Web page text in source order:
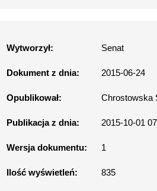
Wytworzył: Senat
Dokument z dnia: 2015-06-24
Opublikował: Chrostowska
Publikacja z dnia: 2015-10-01
Wersja dokumentu: 1
Ilość wyświetleń: 835